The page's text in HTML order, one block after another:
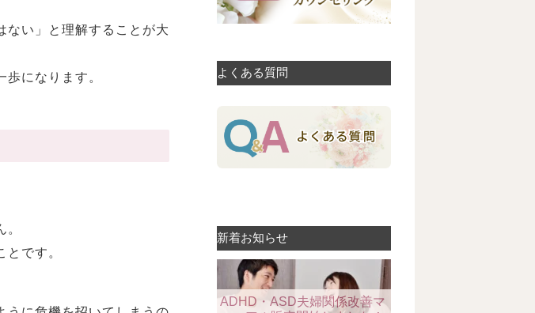
ない」と理解することが大
になります。
です。
よくある質問
新着お知らせ
ADHD・ASD夫婦関係改善マ